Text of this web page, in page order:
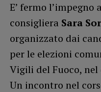
E’ fermo l’impegno
consigliera Sara
organizzato dai
per le elezioni
Vigili del Fuoco,
Un incontro nel